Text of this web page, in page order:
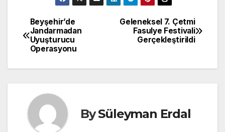
Yazı
gezinmesi
Geleneksel 7. Çetmi
Fasulye Festivali
Gerçekleştirildi
Beyşehir’de
Jandarmadan
Uyuşturucu
Operasyonu
BySüleyman Erdal